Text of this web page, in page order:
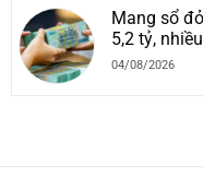
Mang sổ
5,2 tỷ,
04/08/2026